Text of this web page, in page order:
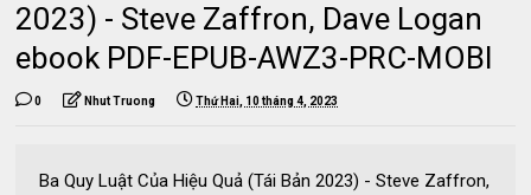
2023) - Steve Zaffron, Dave Logan
ebook PDF-EPUB-AWZ3-PRC-MOBI
0 Nhut Truong Thứ Hai, 10 tháng 4, 2023
Ba Quy Luật Của Hiệu Quả (Tái Bản 2023) - Steve Zaffron,